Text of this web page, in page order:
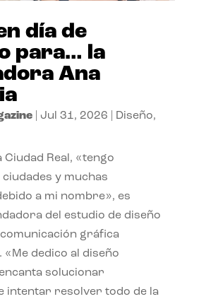
día de
para… la
Ana
| Jul 31, 2026 Diseño,
Ciudad Real, «tengo
ciudades y muchas
a mi nombre», es
del estudio de diseño
gráfica
«Me dedico al diseño
solucionar
intentar resolver todo de la